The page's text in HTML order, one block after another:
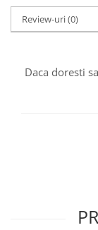
Review-uri(0)
Daca doresti